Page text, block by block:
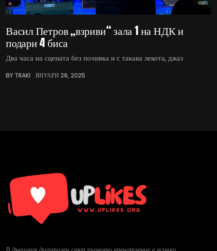
Васил Петров „взриви“ зала 1 на НДК и
подари 4 биса
Два часа на сцената без почивка и с такава лекота, джаз
BY TRAKI ЯНУАРИ 26, 2025